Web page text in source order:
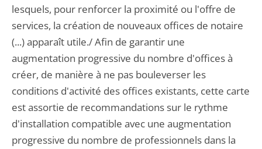
lesquels, pour renforcer la proximité ou l'offre de
services, la création de nouveaux offices de notaire
(...) apparaît utile./ Afin de garantir une
augmentation progressive du nombre d'offices à
créer, de manière à ne pas bouleverser les
conditions d'activité des offices existants, cette carte
est assortie de recommandations sur le rythme
d'installation compatible avec une augmentation
progressive du nombre de professionnels dans la